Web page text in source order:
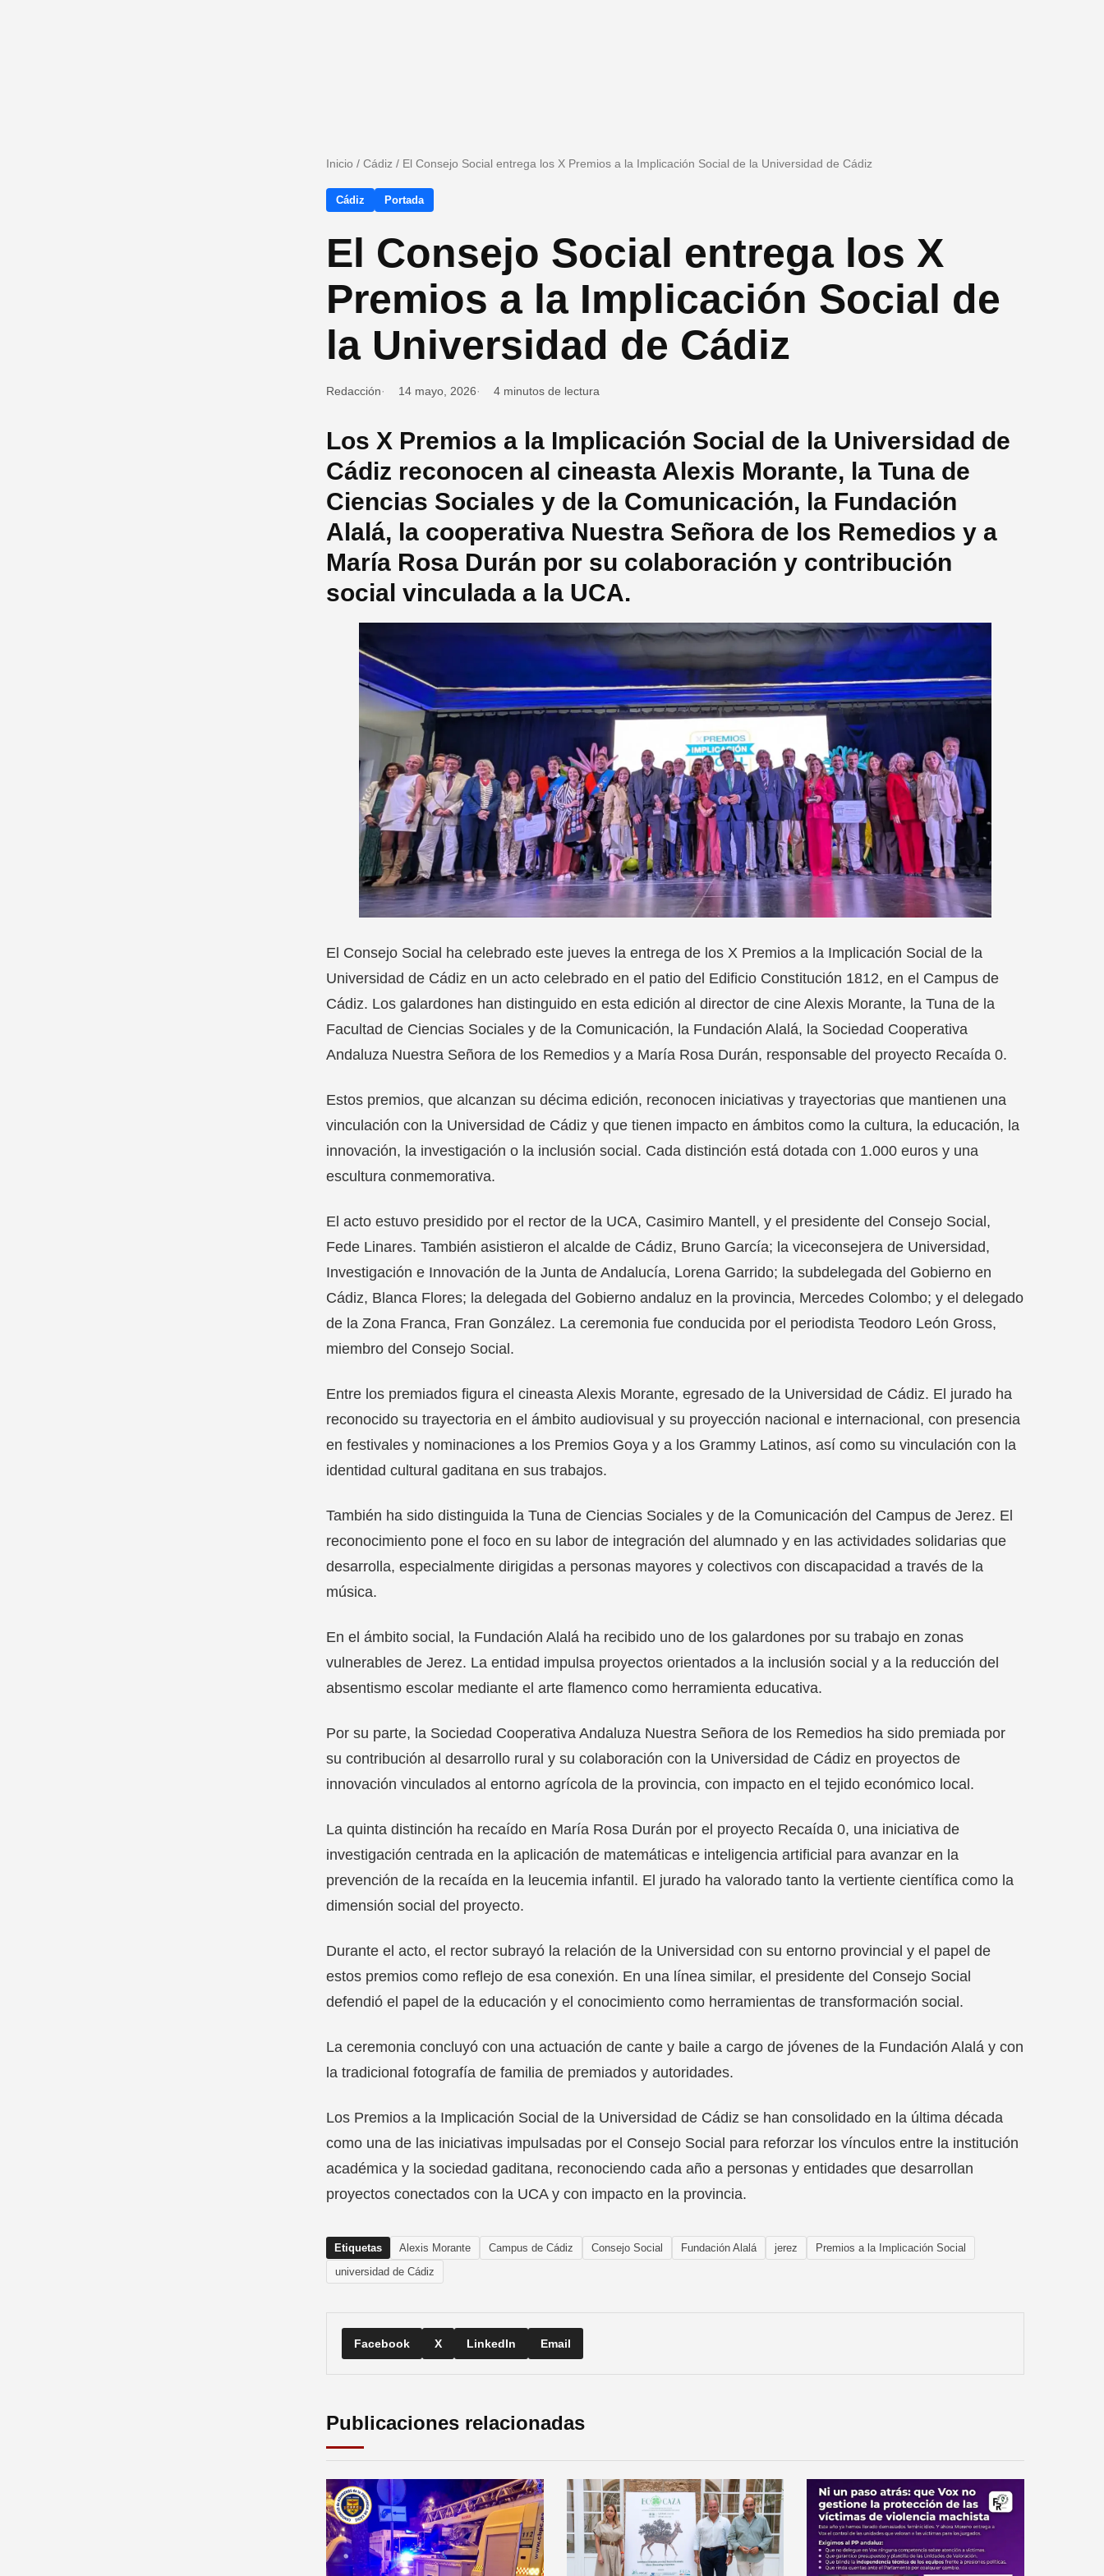
Inicio / Cádiz / El Consejo Social entrega los X Premios a la Implicación Social de la Universidad de Cádiz
Cádiz Portada
El Consejo Social entrega los X
Premios a la Implicación Social de
la Universidad de Cádiz
Redacción 14 mayo, 2026 4 minutos de lectura
Los X Premios a la Implicación Social de la Universidad de
Cádiz reconocen al cineasta Alexis Morante, la Tuna de
Ciencias Sociales y de la Comunicación, la Fundación
Alalá, la cooperativa Nuestra Señora de los Remedios y a
María Rosa Durán por su colaboración y contribución
social vinculada a la UCA.
El Consejo Social ha celebrado este jueves la entrega de los X Premios a la Implicación Social de la
Universidad de Cádiz en un acto celebrado en el patio del Edificio Constitución 1812, en el Campus de
Cádiz. Los galardones han distinguido en esta edición al director de cine Alexis Morante, la Tuna de la
Facultad de Ciencias Sociales y de la Comunicación, la Fundación Alalá, la Sociedad Cooperativa
Andaluza Nuestra Señora de los Remedios y a María Rosa Durán, responsable del proyecto Recaída 0.
Estos premios, que alcanzan su décima edición, reconocen iniciativas y trayectorias que mantienen una
vinculación con la Universidad de Cádiz y que tienen impacto en ámbitos como la cultura, la educación, la
innovación, la investigación o la inclusión social. Cada distinción está dotada con 1.000 euros y una
escultura conmemorativa.
El acto estuvo presidido por el rector de la UCA, Casimiro Mantell, y el presidente del Consejo Social,
Fede Linares. También asistieron el alcalde de Cádiz, Bruno García; la viceconsejera de Universidad,
Investigación e Innovación de la Junta de Andalucía, Lorena Garrido; la subdelegada del Gobierno en
Cádiz, Blanca Flores; la delegada del Gobierno andaluz en la provincia, Mercedes Colombo; y el delegado
de la Zona Franca, Fran González. La ceremonia fue conducida por el periodista Teodoro León Gross,
miembro del Consejo Social.
Entre los premiados figura el cineasta Alexis Morante, egresado de la Universidad de Cádiz. El jurado ha
reconocido su trayectoria en el ámbito audiovisual y su proyección nacional e internacional, con presencia
en festivales y nominaciones a los Premios Goya y a los Grammy Latinos, así como su vinculación con la
identidad cultural gaditana en sus trabajos.
También ha sido distinguida la Tuna de Ciencias Sociales y de la Comunicación del Campus de Jerez. El
reconocimiento pone el foco en su labor de integración del alumnado y en las actividades solidarias que
desarrolla, especialmente dirigidas a personas mayores y colectivos con discapacidad a través de la
música.
En el ámbito social, la Fundación Alalá ha recibido uno de los galardones por su trabajo en zonas
vulnerables de Jerez. La entidad impulsa proyectos orientados a la inclusión social y a la reducción del
absentismo escolar mediante el arte flamenco como herramienta educativa.
Por su parte, la Sociedad Cooperativa Andaluza Nuestra Señora de los Remedios ha sido premiada por
su contribución al desarrollo rural y su colaboración con la Universidad de Cádiz en proyectos de
innovación vinculados al entorno agrícola de la provincia, con impacto en el tejido económico local.
La quinta distinción ha recaído en María Rosa Durán por el proyecto Recaída 0, una iniciativa de
investigación centrada en la aplicación de matemáticas e inteligencia artificial para avanzar en la
prevención de la recaída en la leucemia infantil. El jurado ha valorado tanto la vertiente científica como la
dimensión social del proyecto.
Durante el acto, el rector subrayó la relación de la Universidad con su entorno provincial y el papel de
estos premios como reflejo de esa conexión. En una línea similar, el presidente del Consejo Social
defendió el papel de la educación y el conocimiento como herramientas de transformación social.
La ceremonia concluyó con una actuación de cante y baile a cargo de jóvenes de la Fundación Alalá y con
la tradicional fotografía de familia de premiados y autoridades.
Los Premios a la Implicación Social de la Universidad de Cádiz se han consolidado en la última década
como una de las iniciativas impulsadas por el Consejo Social para reforzar los vínculos entre la institución
académica y la sociedad gaditana, reconociendo cada año a personas y entidades que desarrollan
proyectos conectados con la UCA y con impacto en la provincia.
Etiquetas Alexis Morante Campus de Cádiz Consejo Social Fundación Alalá jerez
Premios a la Implicación Social
universidad de Cádiz
Facebook X LinkedIn Email
Publicaciones relacionadas